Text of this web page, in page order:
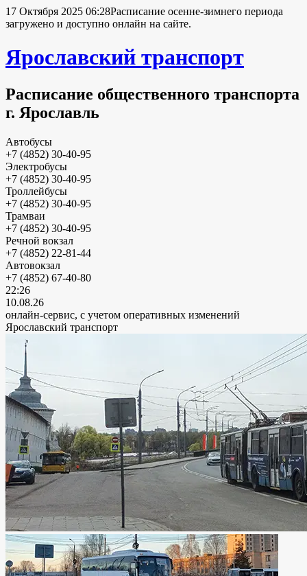
17 Октября 2025 06:28Расписание осенне-зимнего периода
загружено и доступно онлайн на сайте.
Ярославский транспорт
Расписание общественного транспорта
г. Ярославль
Автобусы
+7 (4852) 30-40-95
Электробусы
+7 (4852) 30-40-95
Троллейбусы
+7 (4852) 30-40-95
Трамваи
+7 (4852) 30-40-95
Речной вокзал
+7 (4852) 22-81-44
Автовокзал
+7 (4852) 67-40-80
22:26
10.08.26
онлайн-сервис, с учетом оперативных изменений
Ярославский транспорт